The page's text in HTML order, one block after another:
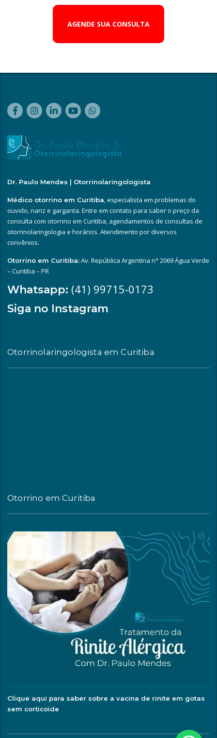
AGENDE SUA CONSULTA
Dr. Paulo Mendes | Otorrinolaringologista
Médico otorrino em Curitiba, especialista em problemas do
ouvido, nariz e garganta. Entre em contato para saber o preço da
consulta com otorrino em Curitiba, agendamentos de consultas de
otorrinolaringologia e horários. Atendimento por diversos
convênios.
Otorrino em Curitiba:Av. República Argentina n° 2069 Água Verde
– Curitiba – PR
Whatsapp: (41) 99715-0173
Siga no Instagram
Otorrinolaringologista em Curitiba
Otorrino em Curitiba
Clique aqui para saber sobre a vacina de rinite em gotas
sem corticoide